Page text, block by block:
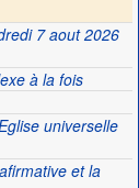
7 aout 2026
à la fois
universelle
et la